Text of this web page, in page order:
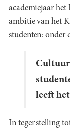
academiejaar
ambitie van het
studenten: onder
Cultuur
leeft
In tegenstelling